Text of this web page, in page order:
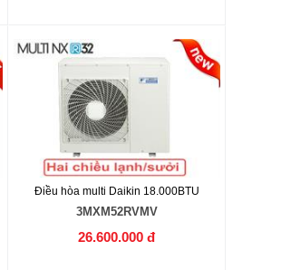
Điều hòa multi Daikin 18.000BTU
3MXM52RVMV
26.600.000 đ